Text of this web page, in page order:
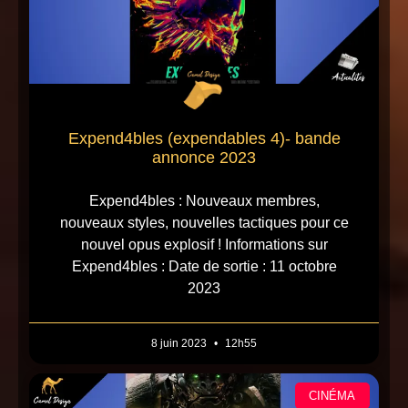
Expend4bles (expendables 4)- bande
annonce 2023
Expend4bles : Nouveaux membres,
nouveaux styles, nouvelles tactiques pour ce
nouvel opus explosif ! Informations sur
Expend4bles : Date de sortie : 11 octobre
2023
8 juin 2023 12h55
CINÉMA